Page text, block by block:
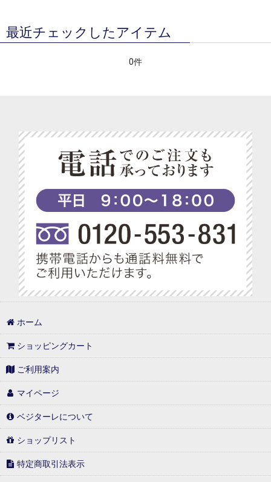
最近チェックしたアイテム
0件
ホーム
ショッピングカート
ご利用案内
マイページ
ベジターレについて
ショップリスト
特定商取引法表示